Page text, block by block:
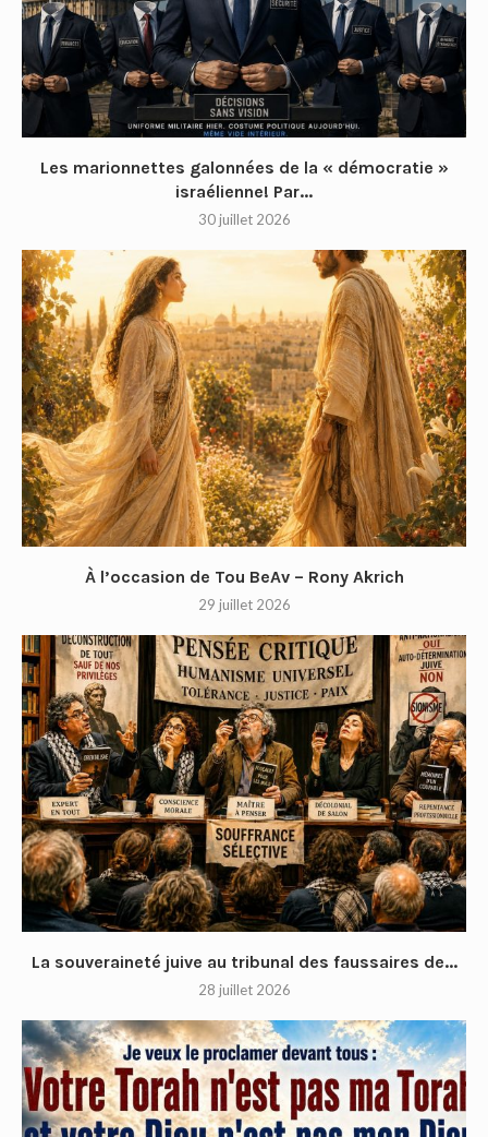
Les marionnettes galonnées de la « démocratie »
israélienne! Par...
30 juillet 2026
À l’occasion de Tou BeAv – Rony Akrich
29 juillet 2026
La souveraineté juive au tribunal des faussaires de...
28 juillet 2026